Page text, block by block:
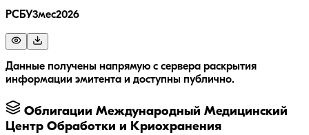
РСБУ3мес2026
Данные получены напрямую с сервера раскрытия
информации эмитента и доступны публично.
Облигации Международный Медицинский
Центр Обработки и Криохранения